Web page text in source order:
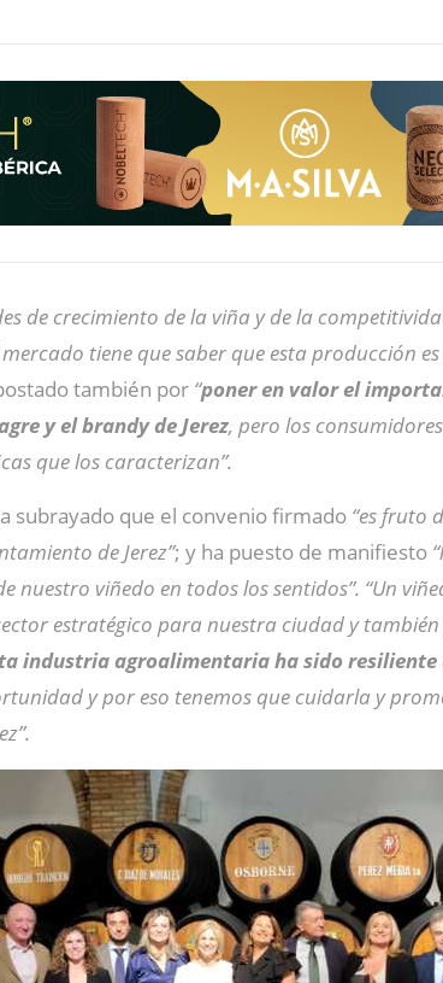
de crecimiento de la viña y de la
mercado tiene que saber que esta producción
también por “poner en valor el
y el brandy de Jerez, pero los
que los caracterizan”.
subrayado que el convenio firmado “es fruto
de Jerez”; y ha puesto de manifiesto
viñedo en todos los sentidos”. “Un
estratégico para nuestra ciudad y
industria agroalimentaria ha sido resiliente
y por eso tenemos que cuidarla y